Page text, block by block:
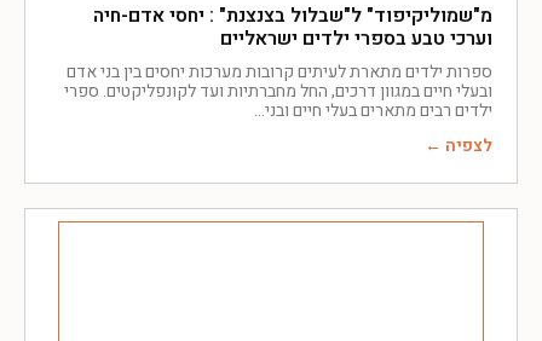
מ"שמוליקיפוד" ל"שבלול בצנצנת" : יחסי אדם-חיה
וערכי טבע בספרי ילדים ישראליים
ספרות ילדים מתארת לעיתים קרובות מערכות יחסים בין בני אדם
ובעלי חיים במגוון דרכים, החל מחברתיות ועד לקונפליקטים. ספרי
ילדים רבים מתארים בעלי חיים ובני
לצפיה ←